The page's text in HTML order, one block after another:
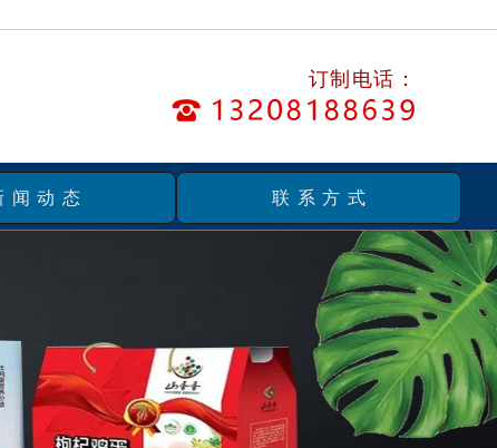
订制电话：
闻动态 联系方式